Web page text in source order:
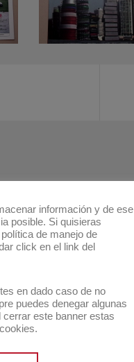
información y de ese
posible. Si quisieras
de manejo de
click en el link del
en dado caso de no
puedes denegar algunas
cerrar este banner estas